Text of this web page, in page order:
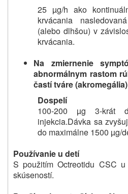
25 µg/h ako
krvácania
(alebo dlhšou) v
krvácania.
Na zmiernenie
abnormálnym rastom
častí tváre (akromegália)
Dospelí
100-200 µg 3-krát
injekcia.Dávka sa
do maximálne 1500 µg/
Používanie u detí
S použitím Octreotidu CSC
skúseností.